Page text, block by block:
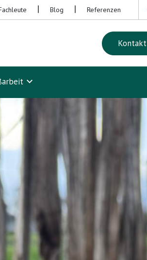
Kontakt
Blog Referenzen